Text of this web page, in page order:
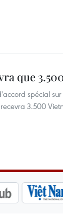
que
spécial
3.500